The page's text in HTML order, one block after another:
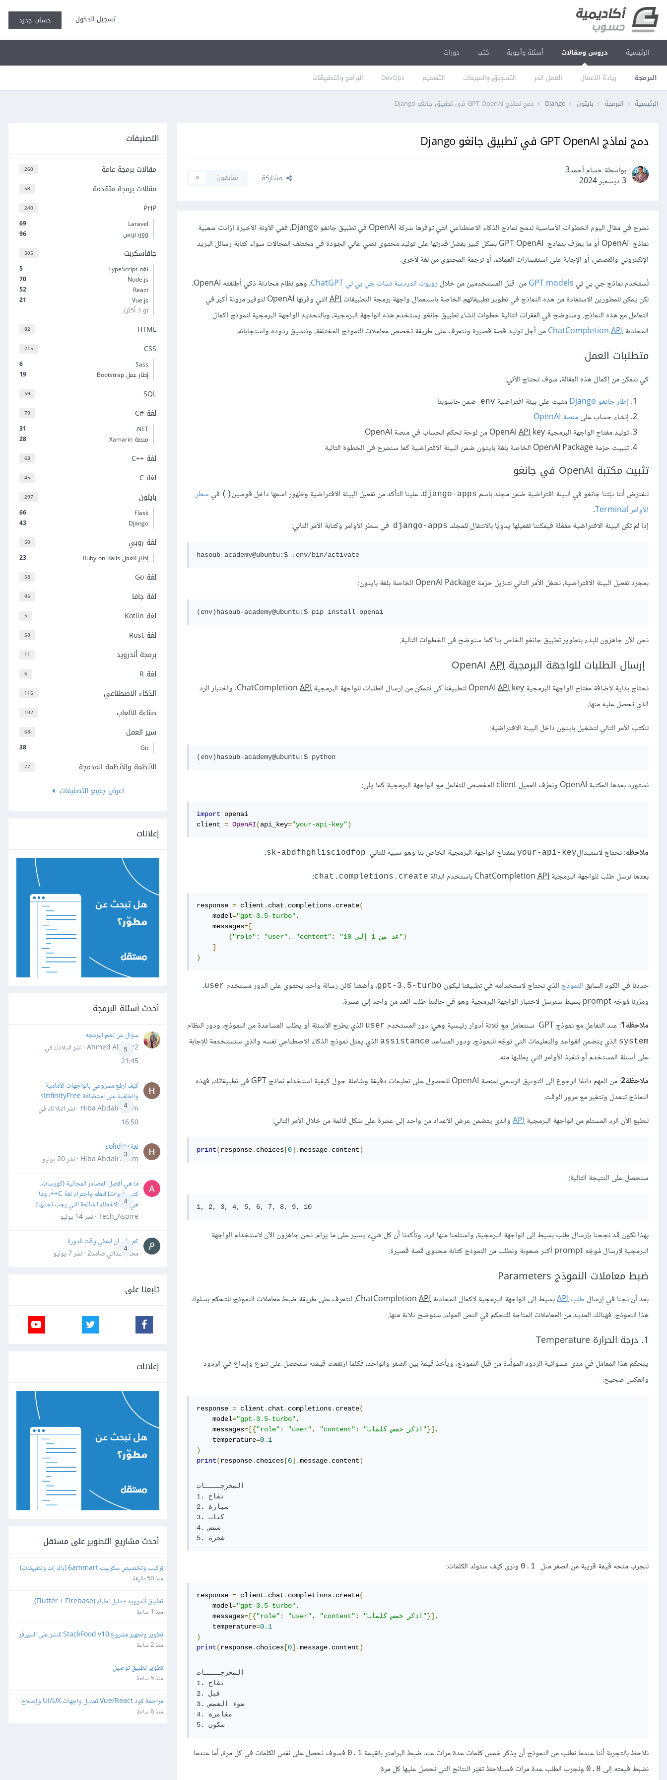
تسجيل الدخول حساب جديد
الرئيسية دروس ومقالات
البرمجة ريادة الأعمال العمل الحر التسويق والمبيعات التصميم DevOps البرامج والتطبيقات
أسئلة وأجوبة كتب دورات
الرئيسية البرمجة بايثون Django دمج نماذج GPT OpenAI في تطبيق جانغو Django
دمج نماذج GPT OpenAI في تطبيق جانغو Django
بواسطة حسام أحمد3
3 ديسمبر 2024
مشاركة متابعون 0
نشرح في مقال اليوم الخطوات الأساسية لدمج نماذج الذكاء الاصطناعي التي توفرها شركة OpenAI في تطبيق جانغو Django، ففي الآونة الأخيرة ازادت شعبية
نماذج OpenAI
أو ما يعرف بنماذج GPT OpenAI بشكل كبير بفضل قدرتها على توليد محتوى نصي عالي الجودة في مختلف المجالات سواء كتابة رسائل البريد
الإلكتروني والقصص، أو الإجابة على استفسارات العملاء، أو ترجمة المحتوى من لغة لأخرى.
تُستخدم نماذج جي بي تي GPT modelsمن قبل المستخدمين من خلال روبوت الدردشة تشات جي بي تي ChatGPT
، وهو نظام محادثة ذكي أطلقته OpenAI،
لكن يمكن للمطورين الاستفادة من هذه النماذج في تطوير تطبيقاتهم الخاصة باستعمال واجهة برمجة التطبيقاتAPI
التي وفرتها OpenAI لتوفير مرونة أكبر في
التعامل مع هذه النماذج. وسنوضح في الفقرات التالية خطوات إنشاء تطبيق جانغو يستخدم هذه الواجهة البرمجية، وبالتحديد الواجهة البرمجية لنموذج إكمال
المحادثة
ChatCompletionAPI من أجل توليد قصة قصيرة ونتعرف على طريقة تخصص معاملات النموذج المختلفة، وتنسيق ردوده واستجاباته.
متطلبات العمل
كي نتمكن من إكمال هذه المقالة، سوف تحتاج الآتي:
إطار جانغو Django
مثبت على بيئة افتراضية env ضمن حاسوبنا
إنشاء حساب علىمنصة OpenAI
توليد مفتاح الواجهة البرمجية OpenAI
APIkey من لوحة تحكم الحساب في منصة OpenAI
تثبيت حزمة OpenAI Package الخاصة بلغة بايثون ضمن البيئة الافتراضية كما سنشرح في الخطوة التالية
تثبيت مكتبة OpenAI في جانغو
لنفترض أننا ثبَّتنا جانغو في البيئة افتراضية ضمن مجلد باسم django-apps. علينا التأكد من تفعيل البيئة الافتراضية وظهور اسمها داخل قوسين () في سطر
الأوامر Terminal
.
إذا لم تكن البيئة الافتراضية مفعّلة فيمكننا تفعيلها يدويًا بالانتقال للمجلد django-apps في سطر الأوامر وكتابة الأمر التالي:
بمجرد تفعيل البيئة الافتراضية، نشغل الأمر التالي لتنزيل حزمة OpenAI Package الخاصة بلغة بايثون:
نحن الآن جاهزون للبدء بتطوير تطبيق جانغو الخاص بنا كما سنوضح في الخطوات التالية.
إرسال الطلبات للواجهة البرمجية OpenAI API
نحتاج بداية لإضافة مفتاح الواجهة البرمجية OpenAI APIkey لتطبيقنا كي نتمكن من إرسال الطلبات للواجهة البرمجية ChatCompletion API
. واختبار الرد
الذي نحصل عليه منها.
لنكتب الأمر التالي لتشغيل بايثون داخل البيئة الافتراضية:
نستورد بعدها المكتبة OpenAI ونعرًف العميل client المخصص للتفاعل مع الواجهة البرمجية كما يلي:
import openai
client = OpenAI(api_key="your-api-key")
ملاحظة: نحتاج لاستبدالyour-api-key بمفتاح الواجهة البرمجية الخاص بنا وهو شبيه للتالي sk-abdfhghlisciodfop
.
بعدها نرسل طلب للواجهة البرمجية ChatCompletionAPI باستخدم الدالة chat.completions.create
:
response = client . chat . completions. create(
    model
="gpt-3.5-turbo",
    messages
=[
{"role" : "user", "content" : "عد من 1 إلى 10"}
]
)
حددنا في الكود السابق النموذج الذي نحتاج لاستخدامه في تطبيقنا ليكون gpt-3.5-turbo، وأضفنا كائن رسالة واحد يحتوي على الدور مستخدم user،
ومرّرنا مُوجّه prompt بسيط سنرسل لاختبار الواجهة البرمجية وهو في حالتنا طلب العد من واحد إلى عشرة.
ملاحظة1 : عند التفاعل مع نموذج GPT سنتعامل مع ثلاثة أدوار رئيسية وهي: دور المستخدم user الذي يطرح الأسئلة أو يطلب المساعدة من النموذج، ودور النظام
system الذي يتضمن القواعد والتعليمات التي توجّه للنموذج، ودور المساعد assistance الذي يمثل نموذج الذكاء الاصطناعي نفسه والذي سنستخدمة للإجابة
على أسئلة المستخدم أو تنفيذ الأوامر التي يطلبها منه.
ملاحظة2
: من المهم دائمًا الرجوع إلى التوثيق الرسمي لمنصة OpenAI للحصول على تعليمات دقيقة وشاملة حول كيفية استخدام نماذج GPT في تطبيقاتك، فهذه
النماذج تتعدل وتتغير مع مرور الوقت.
لنطبع الآن الرد المستلم من الواجهة البرمجيةAPIوالذي يتضمن عرض الأعداد من واحد إلى عشرة على شكل قائمة من خلال الأمر التالي:
print(response. choices [0].message. content)
سنحصل على النتيجة التالية:
بهذا نكون قد نجحنا بإرسال طلب بسيط إلى الواجهة البرمجية، واستلمنا منها الرد، وتأكدنا أن كل شيء يسير على ما يرام. نحن جاهزون الآن لاستخدام الواجهة
البرمجية لإرسال مُوجّه prompt أكثر صعوبة ونطلب من النموذج كتابة محتوى قصة قصيرة.
ضبط معاملات النموذج Parameters
بعد أن نجنا في إرسال طلبAPIبسيط إلى الواجهة البرمجية لإكمال المحادثة ChatCompletionAPI
، لنتعرف على طريقة ضبط معاملات النموذج للتحكم بسلوك
هذا النموذج. فهنالك العديد من المعاملات المتاحة للتحكم في النص المولد، سنوضح ثلاثة منها.
1. درجة الحرارة Temperature
يتحكم هذا المعامل في مدى عشوائية الردود المولَّدة من قبل النموذج، ويأخذ قيمة بين الصفر والواحد، فكلما ارتفعت قيمته سنحصل على تنوع وإبداع في الردود
والعكس صحيح.
response = client . chat . completions. create(
    model
="gpt-3.5-turbo",
    messages
=[{"role" : "user", "content" : "اذكر خمس كلمات"}],
    temperature
=0.1
)
print(response. choices [0].message. content)
المخرجــــات
1. تفاح
2. سيارة
3. كتاب
4. شمس
5. شجرة
لنجرب منحه قيمة قريبة من الصفر مثل ونرى كيف ستولد الكلمات:
response = client . chat . completions. create(
    model
="gpt-3.5-turbo",
    messages
=[{"role" : "user", "content" : "اذكر خمس كلمات"}],
    temperature
=0.1
)
print(response. choices [0].message. content)
المخرجــــات
1. تفاح
2. فيل
3. ضوء الشمس
4. مغامرة
نلاحظ بالتجربة أننا عندما نطلب من النموذج أن يذكر خمس كلمات عدة مرات عند ضبط البرامتر بالقيمة 0.1 فسوف نحصل على نفس الكلمات في كل مرة، أما عندما
نضبط قيمته إلى 0.8 ونجرب الطلب عدة مرات فسنلاحظ تغيّر النتائج التي نحصل عليها كل مرة:
التصنيفات
260 مقالات برمجة عامة
58 مقالات برمجة متقدمة
240 PHP
69
Laravel
96
ووردبريس
505 جافاسكربت
5
لغة TypeScript
70
Node.js
52
React
21
Vue.js
(و 3 أكثر)
82 HTML
215 CSS
6
Sass
19
إطار عمل Bootstrap
59 SQL
79 لغة C#‎
31
‎.NET
28
منصة Xamarin
68 لغة C++‎
45 لغة C
297 بايثون
66
Flask
43
Django
50 لغة روبي
23 إطار العمل Ruby on Rails
58 لغة Go
95 لغة جافا
5 لغة Kotlin
58 لغة Rust
11 برمجة أندرويد
6 لغة R
115 الذكاء الاصطناعي
102 صناعة الألعاب
68 سير العمل
38 Git
77
الأنظمة والأنظمة المدمجة
اعرض جميع التصنيفات
إعلانات
أحدث أسئلة البرمجة
5
سؤال عن تعلم البرمجه
Ahmed Alhafiz2 · نشر
الثلاثاء في
21:45
4
كيف ارفع مشروعي بالواجهات الأمامية
والخلفية على استضافة InfinityFree؟
Hiba Abdalrheem · نشر
الثلاثاء في
16:50
3
لغة solidity
Hiba Abdalrheem · نشر
20 يوليو
4
ما هي أفضل المصادر المجانية (كورسات،
كتب، أدوات) لتعلّم واحترام لغة C++، وما
هي أهم الأخطاء الشائعة التي يجب تجنبها؟
Tech_Aspire · نشر
14 يوليو
4
كم علي ان اعطي وقت للدورة
محمد سداتي صامد2 · نشر
7 يوليو
تابعنا على
إعلانات
أحدث مشاريع التطوير على مستقل
ورفعه على السيرفر والمتجر
منذ 50 دقيقة
تطبيق أندرويد - دليل اطباء (Flutter + Firebase)
منذ 1 ساعة
تطوير وتجهيز مشروع StackFood v10 للنشر على السيرفر
والمتاجر
منذ 2 ساعة
تطوير تطبيق توصيل
منذ 5 ساعة
ثغرات
منذ 6 ساعة